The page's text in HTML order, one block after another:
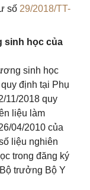
số 29/2018/TT-
sinh học của
sinh học
định tại Phụ
11/2018 quy
liệu làm
04/2010 của
liệu nghiên
trong đăng ký
trưởng Bộ Y